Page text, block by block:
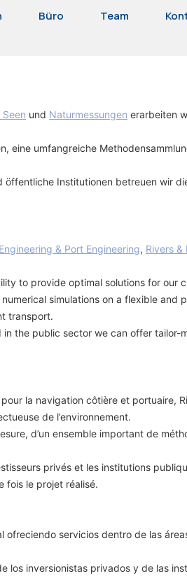
Büro Team
Seen und Naturmessungen erarbeiten
eine umfangreiche
Institutionen betreuen wir
& Port Engineering, Rivers &
to provide optimal solutions for our
simulations on a flexible and
transport.
the public sector we can offer tailor-
la navigation côtière et portuaire,
de l’environnement.
d’un ensemble important de
privés et les institutions
fois le projet réalisé.
ofreciendo servicios dentro de las
los inversionistas privados y de las